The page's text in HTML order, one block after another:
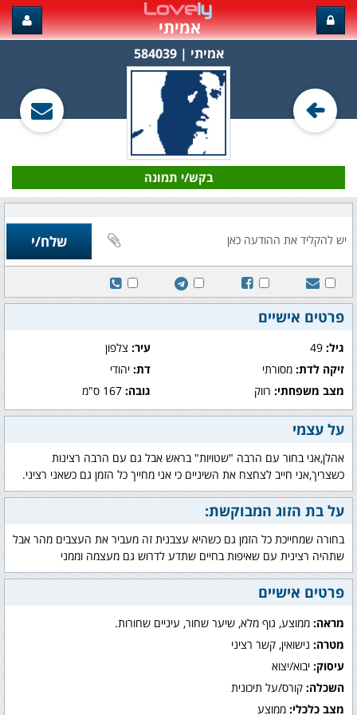
אמיתי
אמיתי‏ | 584039
בקש/י תמונה
פרטים אישיים
גיל: עיר:צלפון
זיקה לדת: מסורתי דת:יהודי
מצב משפחתי: רווק גובה:167 ס"מ
על עצמי
אהלן,אני בחור עם הרבה "שטויות" בראש אבל גם עם הרבה רצינות
כשצריך,אני חייב לצחצח את השיניים כי אני מחייך כל הזמן גם כשאני רציני.
על בת הזוג המבוקשת:
בחורה שמחייכת כל הזמן גם כשהיא עצבנית זה מעביר את העצבים מהר אבל
שתהיה רצינית עם שאיפות בחיים שתדע לדרוש גם מעצמה וממני
פרטים אישיים
מראה: ממוצע, גוף מלא, שיער שחור, עיניים שחורות.
מטרה: נישואין, קשר רציני
עיסוק: יבוא/יצוא
השכלה: קורס/על תיכונית
מצב כלכלי: ממוצע